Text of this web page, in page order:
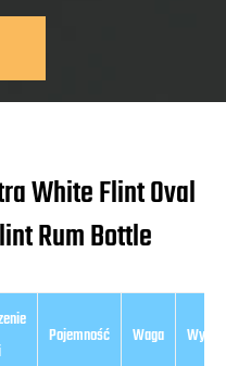
White Flint Oval
Rum Bottle
Pojemność Waga